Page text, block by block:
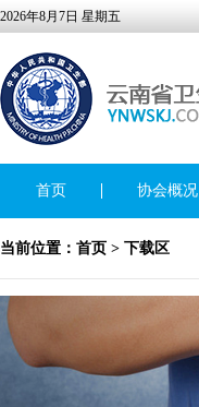
2026年8月7日 星期五
首页 协会概况
当前位置： 首页 > 下载区